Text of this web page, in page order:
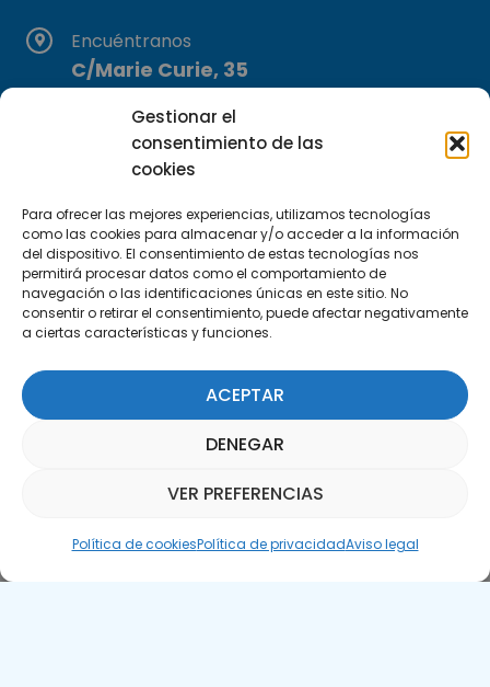
Gestionar el
consentimiento de las
cookies
Para ofrecer las mejores experiencias, utilizamos tecnologías
como las cookies para almacenar y/o acceder a la información
del dispositivo. El consentimiento de estas tecnologías nos
permitirá procesar datos como el comportamiento de
navegación o las identificaciones únicas en este sitio. No
consentir o retirar el consentimiento, puede afectar negativamente
a ciertas características y funciones.
ACEPTAR
DENEGAR
VER PREFERENCIAS
Política de cookiesPolítica de privacidadAviso legal
Encuéntranos
C/Marie Curie, 35
Suscríbete a nuestra Newsletter
SUSCRÍBETE AQUÍ